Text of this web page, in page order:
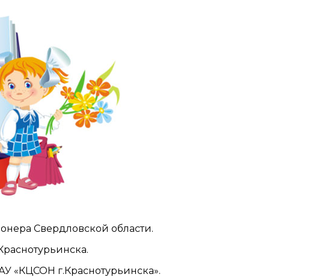
Свердловской области.
«КЦСОН г.Краснотурьинска».